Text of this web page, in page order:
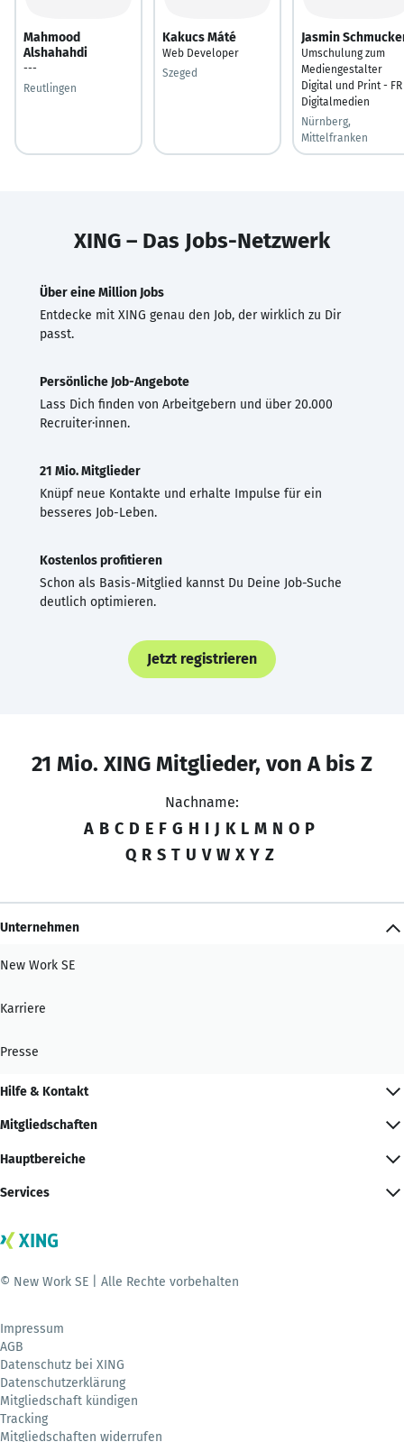
Mahmood
Alshahahdi
---
Reutlingen
Kakucs Máté
Web Developer
Szeged
Jasmin
Umschulung zum
Mediengestalter
Digital und Print - FR
Digitalmedien
Nürnberg,
Mittelfranken
XING – Das Jobs-Netzwerk
Über eine Million Jobs
Entdecke mit XING genau den Job, der wirklich zu Dir
passt.
Persönliche Job-Angebote
Lass Dich finden von Arbeitgebern und über 20.000
Recruiter·innen.
21 Mio. Mitglieder
Knüpf neue Kontakte und erhalte Impulse für ein
besseres Job-Leben.
Kostenlos profitieren
Schon als Basis-Mitglied kannst Du Deine Job-Suche
deutlich optimieren.
Jetzt registrieren
21 Mio. XING Mitglieder, von A bis Z
Nachname:
A B C D E F G H I J K L M N O P
Q R S T U V W X Y Z
Unternehmen
New Work SE
Karriere
Presse
Hilfe & Kontakt
Mitgliedschaften
Hauptbereiche
Services
© New Work SE | Alle Rechte vorbehalten
Impressum
AGB
Datenschutz bei XING
Datenschutzerklärung
Mitgliedschaft kündigen
Tracking
Mitgliedschaften widerrufen